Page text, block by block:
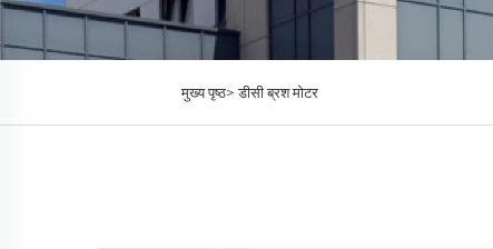
मुख्य पृष्ठ> डीसी ब्रश मोटर